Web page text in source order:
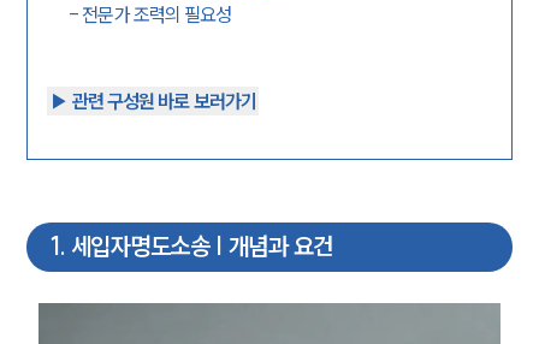
- 전문가 조력의 필요성
▶︎ 관련 구성원 바로 보러가기
1 . 세입자명도소송 | 개념과 요건